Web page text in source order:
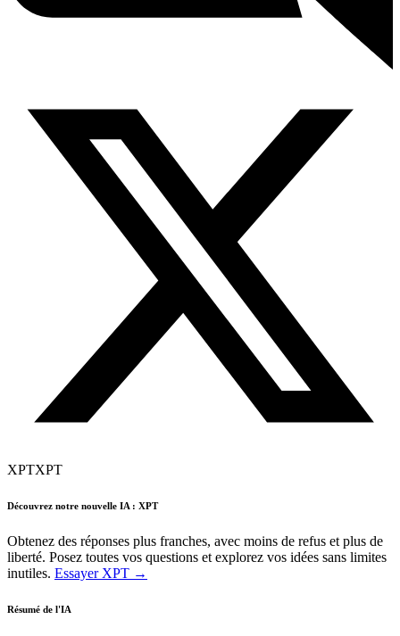
XPTXPT
Découvrez notre nouvelle IA : XPT
Obtenez des réponses plus franches, avec moins de refus et plus de
liberté. Posez toutes vos questions et explorez vos idées sans limites
inutiles. Essayer XPT →
Résumé de l'IA